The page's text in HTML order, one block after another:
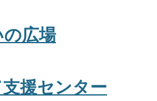
広場
援センター